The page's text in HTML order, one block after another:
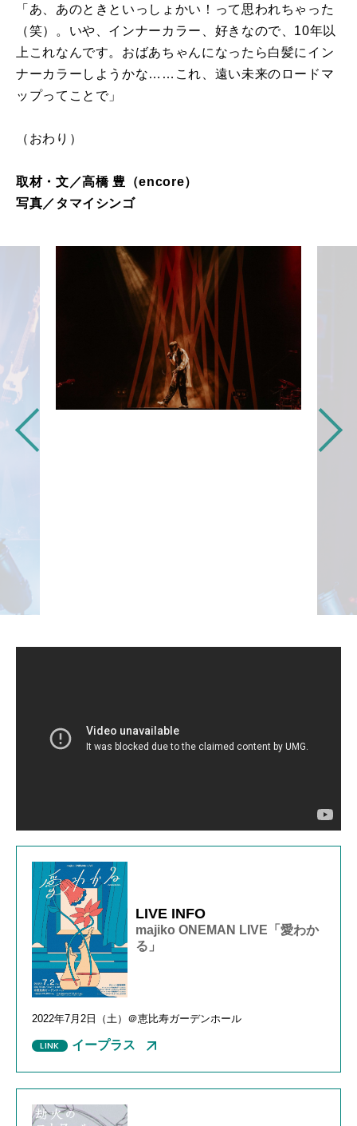
「あ、あのときといっしょかい！って思われちゃった
（笑）。いや、インナーカラー、好きなので、10年以
上これなんです。おばあちゃんになったら白髪にイン
ナーカラーしようかな……これ、遠い未来のロードマ
ップってことで」
（おわり）
取材・文／高橋 豊（encore）
写真／タマイシンゴ
LIVE INFO
majiko ONEMAN LIVE「愛わか
る」
2022年7月2日（土）＠恵比寿ガーデンホール
イープラス